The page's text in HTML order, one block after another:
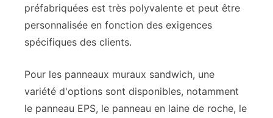
préfabriquées est très polyvalente et peut être
personnalisée en fonction des exigences
spécifiques des clients.
Pour les panneaux muraux sandwich, une
variété d'options sont disponibles, notamment
le panneau EPS, le panneau en laine de roche, le